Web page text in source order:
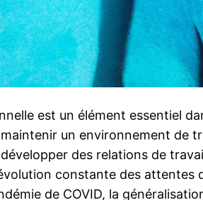
est un élément essentiel
un environnement de
des relations de
constante des attentes
de COVID, la